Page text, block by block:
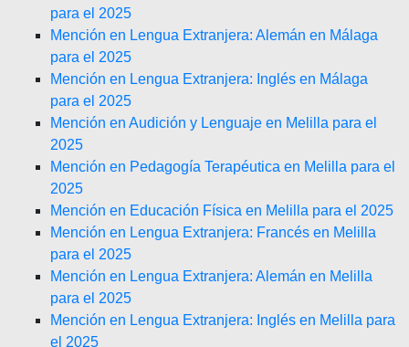
para el 2025
Mención en Lengua Extranjera: Alemán en Málaga
para el 2025
Mención en Lengua Extranjera: Inglés en Málaga
para el 2025
Mención en Audición y Lenguaje en Melilla para el
2025
Mención en Pedagogía Terapéutica en Melilla para el
2025
Mención en Educación Física en Melilla para el 2025
Mención en Lengua Extranjera: Francés en Melilla
para el 2025
Mención en Lengua Extranjera: Alemán en Melilla
para el 2025
Mención en Lengua Extranjera: Inglés en Melilla para
el 2025